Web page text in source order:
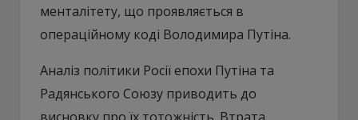
менталітету, що проявляється в
операційному коді Володимира Путіна.
Аналіз політики Росії епохи Путіна та
Радянського Союзу приводить до
висновку про їх тотожність. Втрата